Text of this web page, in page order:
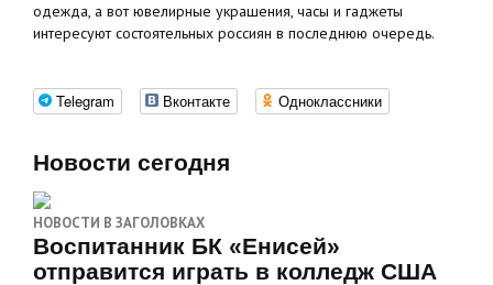
одежда, а вот ювелирные украшения, часы и гаджеты
интересуют состоятельных россиян в последнюю очередь.
Telegram Вконтакте Одноклассники
Новости сегодня
НОВОСТИ В ЗАГОЛОВКАХ
Воспитанник БК «Енисей»
отправится играть в колледж США